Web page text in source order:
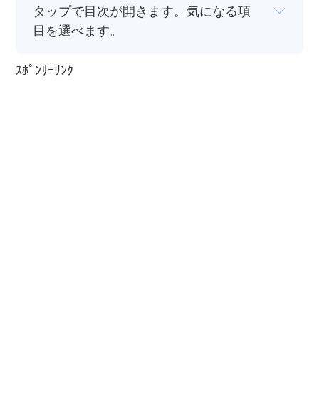
タップで目次が開きます。気になる項
目を選べます。
ｽﾎﾟﾝｻｰﾘﾝｸ